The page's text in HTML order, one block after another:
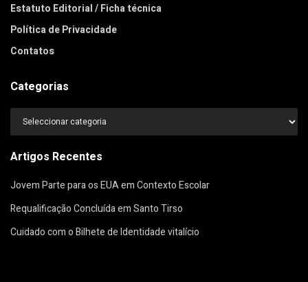
Estatuto Editorial / Ficha técnica
Política de Privacidade
Contatos
Categorias
Categorias
Artigos Recentes
Jovem Parte para os EUA em Contexto Escolar
Requalificação Concluída em Santo Tirso
Cuidado com o Bilhete de Identidade vitalício